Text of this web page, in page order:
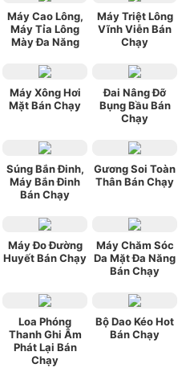
Máy Cao Lông,
Máy Tỉa Lông
Mày Đa Năng
Máy Triệt Lông
Vĩnh Viễn Bán
Chạy
Máy Xông Hơi
Mặt Bán Chạy
Đai Nâng Đỡ
Bụng Bầu Bán
Chạy
Súng Bắn Đinh,
Máy Bắn Đinh
Bán Chạy
Gương Soi Toàn
Thân Bán Chạy
Máy Đo Đường
Huyết Bán Chạy
Máy Chăm Sóc
Da Mặt Đa Năng
Bán Chạy
Loa Phóng
Thanh Ghi Âm
Phát Lại Bán
Chạy
Bộ Dao Kéo Hot
Bán Chạy